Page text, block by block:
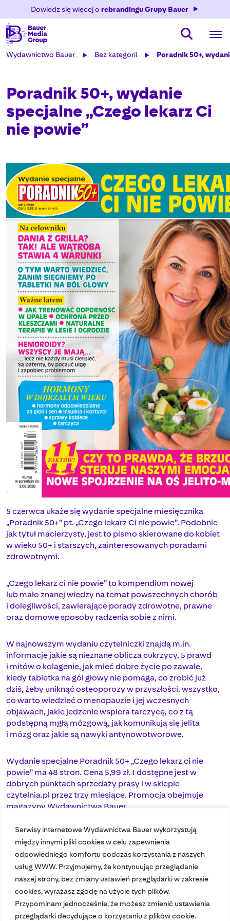
Serwisy internetowe Wydawnictwa Bauer wykorzystują
między innymi pliki cookies w celu zapewnienia
odpowiedniego komfortu podczas korzystania z naszych
usług WWW. Przyjmujemy, że kontynuując przeglądanie
naszej strony, bez zmiany ustawień przeglądarki w zakresie
cookies, wyrażasz zgodę na użycie tych plików.
Przypominam jednocześnie, że możesz zmienić ustawienia
przeglądarki decydujące o korzystaniu z plików cookie.
Dowiedz się więcej o rebrandingu Grupy Bauer
Wydawnictwo Bauer Bez kategorii Poradnik 50+,
Poradnik 50+, wydanie
specjalne „Czego lekarz Ci
nie powie”
5 czerwca ukaże się wydanie specjalne miesięcznika
„Poradnik 50+” pt. „Czego lekarz Ci nie powie”. Podobnie
jak tytuł macierzysty, jest to pismo skierowane do kobiet
w wieku 50+ i starszych, zainteresowanych poradami
zdrowotnymi.
„Czego lekarz ci nie powie” to kompendium nowej
lub mało znanej wiedzy na temat powszechnych chorób
i dolegliwości, zawierające porady zdrowotne, prawne
oraz domowe sposoby radzenia sobie z nimi.
W najnowszym wydaniu czytelniczki znajdą m.in.
informacje jakie są nieznane oblicza cukrzycy, 5 prawd
i mitów o kolagenie, jak mieć dobre życie po zawale,
kiedy tabletka na gól głowy nie pomaga, co zrobić już
dziś, żeby uniknąć osteoporozy w przyszłości, wszystko,
co warto wiedzieć o menopauzie i jej wczesnych
objawach, jakie jedzenie wspiera tarczycę, co z tą
podstępną mgłą mózgową, jak komunikują się jelita
i mózg oraz jakie są nawyki antynowotworowe.
Wydanie specjalne Poradnik 50+ „Czego lekarz ci nie
powie” ma 48 stron. Cena 5,99 zł. I dostępne jest w
dobrych punktach sprzedaży prasy i w sklepie
czytelnia.pl przez trzy miesiące. Promocja obejmuje
magazyny Wydawnictwa Bauer.
Nasze czasopisma